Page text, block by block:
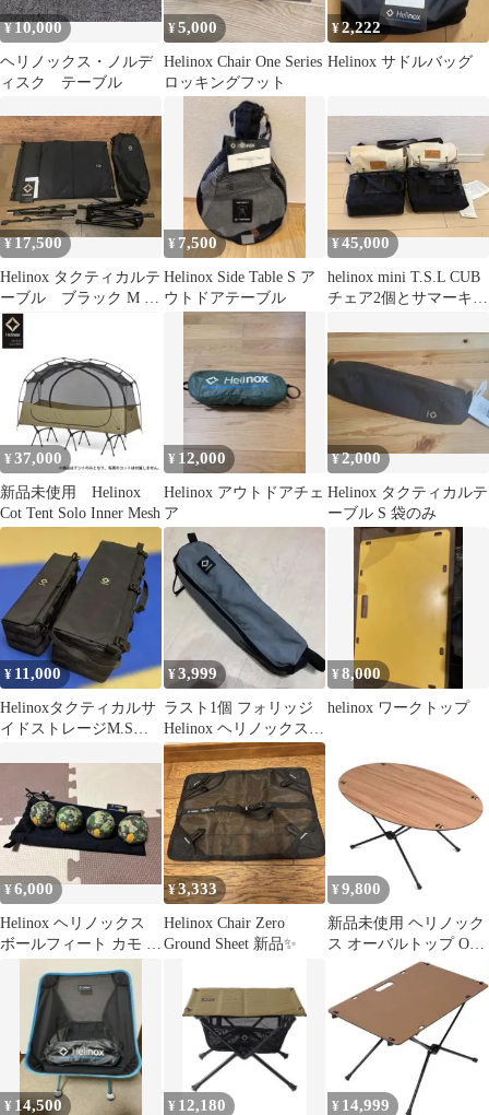
¥10,000
ヘリノックス・ノルデ
ィスク テーブル
¥5,000
Helinox Chair One Series
ロッキングフット
¥2,222
Helinox サドルバッグ
¥17,500
Helinox タクティカルテ
ーブル ブラック M 折
りたたみ天板未使用
¥ 7,500
Helinox Side Table S ア
ウトドアテーブル
¥45,000
helinox mini T.S.L CUB
チェア2個とサマーキッ
¥ 37,000
新品未使用 Helinox
Cot Tent Solo Inner Mesh
¥ 12,000
Helinox アウトドアチェ
ア
¥2,000
Helinox タクティカルテ
ーブル S 袋のみ
¥ 11,000
Helinoxタクティカルサ
イドストレージM.Sセ
¥3,999
ラスト1個 フォリッジ
Helinox ヘリノックス
スウィべルチェア ケー
¥8,000
helinox ワークトップ
¥6,000
Helinox ヘリノックス
ボールフィート カモ 4
¥3,333
Helinox Chair Zero
Ground Sheet 新品✨
¥ 9,800
新品未使用 ヘリノック
ス オーバルトップ Oval
Top テーブル Ｍ用 天板
¥ 14,500 ¥ 12,180 ¥ 14,999